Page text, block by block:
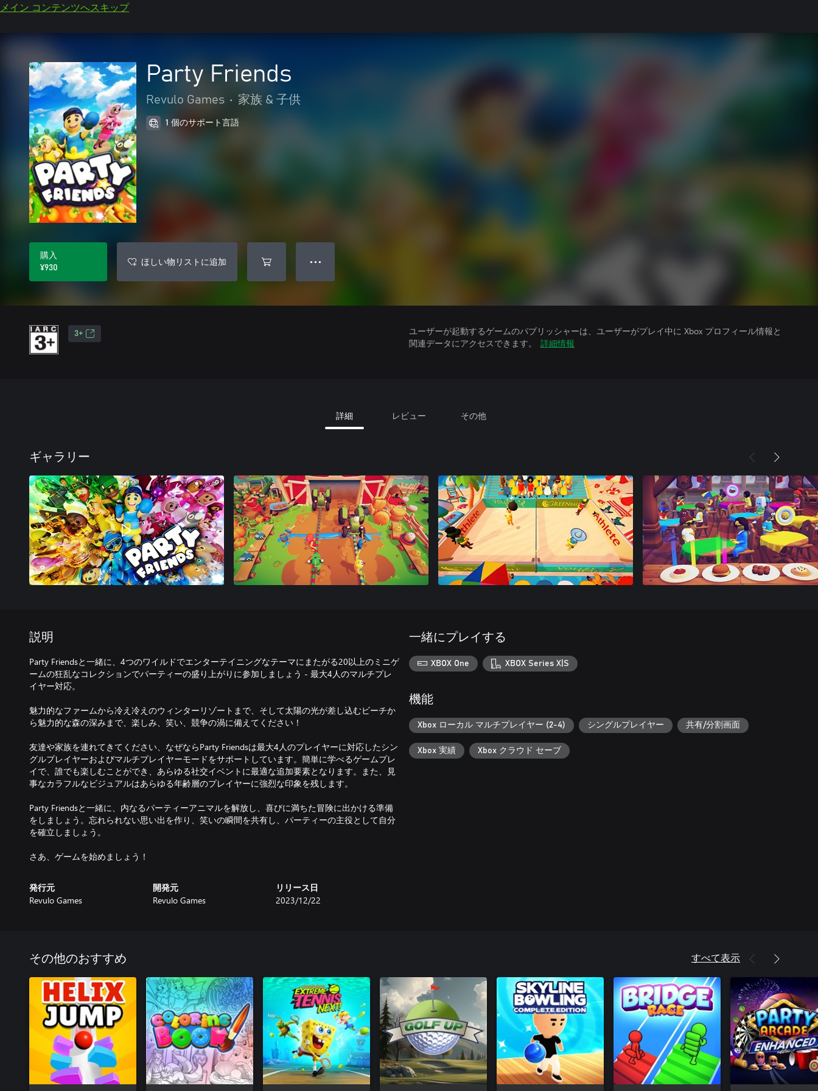
メイン コンテンツへスキップ
Party Friends
Revulo Games • 家族 & 子供
1 個のサポート言語
購入
¥930
ほしい物リストに追加 ● ● ●
3+
ユーザーが起動するゲームのパブリッシャーは、ユーザーがプレイ中に Xbox プロフィール情報と
関連データにアクセスできます。
詳細情報
詳細 レビュー その他
ギャラリー
説明
Party Friendsと一緒に、4つのワイルドでエンターテイニングなテーマにまたがる20以上のミニゲ
ームの狂乱なコレクションでパーティーの盛り上がりに参加しましょう - 最大4人のマルチプレ
イヤー対応。
魅力的なファームから冷え冷えのウィンターリゾートまで、そして太陽の光が差し込むビーチか
ら魅力的な森の深みまで、楽しみ、笑い、競争の渦に備えてください！
友達や家族を連れてきてください、なぜならParty Friendsは最大4人のプレイヤーに対応したシン
グルプレイヤーおよびマルチプレイヤーモードをサポートしています。簡単に学べるゲームプレ
イで、誰でも楽しむことができ、あらゆる社交イベントに最適な追加要素となります。また、見
事なカラフルなビジュアルはあらゆる年齢層のプレイヤーに強烈な印象を残します。
Party Friendsと一緒に、内なるパーティーアニマルを解放し、喜びに満ちた冒険に出かける準備
をしましょう。忘れられない思い出を作り、笑いの瞬間を共有し、パーティーの主役として自分
を確立しましょう。
さあ、ゲームを始めましょう！
発行元
Revulo Games
開発元
Revulo Games
リリース日
2023/12/22
一緒にプレイする
XBOX One XBOX Series X|S
機能
Xbox ローカル マルチプレイヤー (2-4) シングルプレイヤー 共有/分割画面
Xbox 実績 Xbox クラウド セーブ
その他のおすすめ すべて表示